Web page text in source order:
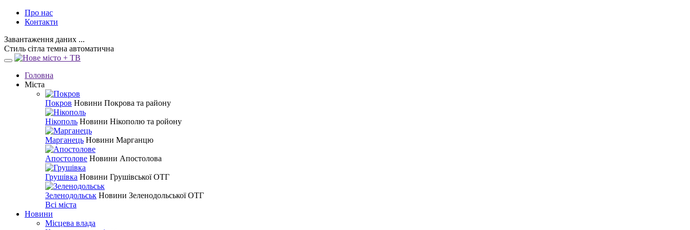
Про нас
Контакти
Завантаження даних ...
Стиль сітла темна автоматична
Головна
Міста
Покров Новини Покрова та району
Нікополь Новини Нікополю та ройону
Марганець Новини Марганцю
Апостолове Новини Апостолова
Грушівка Новини Грушівської ОТГ
Зеленодольськ Новини Зеленодольської ОТГ
Всі міста
Новини
Місцева влада